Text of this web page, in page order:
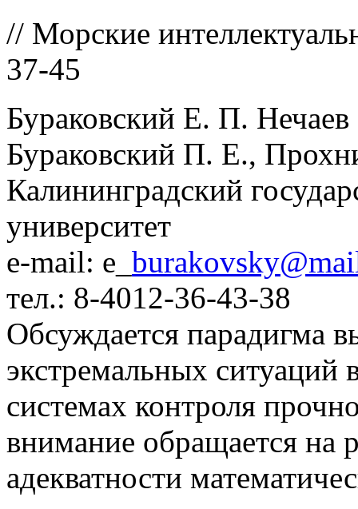
// Морские
37-45
Бураковский Е. П.
Бураковский П. Е.,
Калининградский
университет
e-mail: e_
тел.: 8-4012-36-43-38
Обсуждается парадигма
экстремальных ситуаций
системах контроля
внимание обращается на
адекватности